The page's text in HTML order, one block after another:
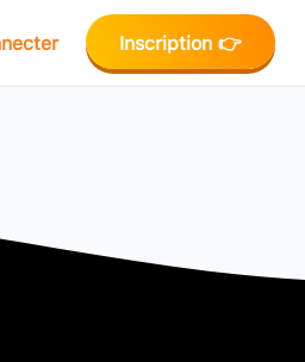
Inscription 👉